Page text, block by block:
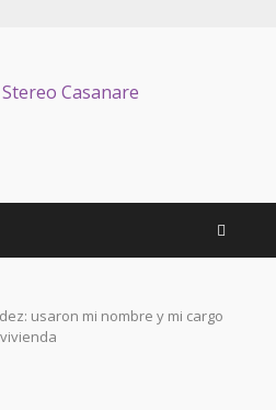
usaron mi nombre y mi cargo